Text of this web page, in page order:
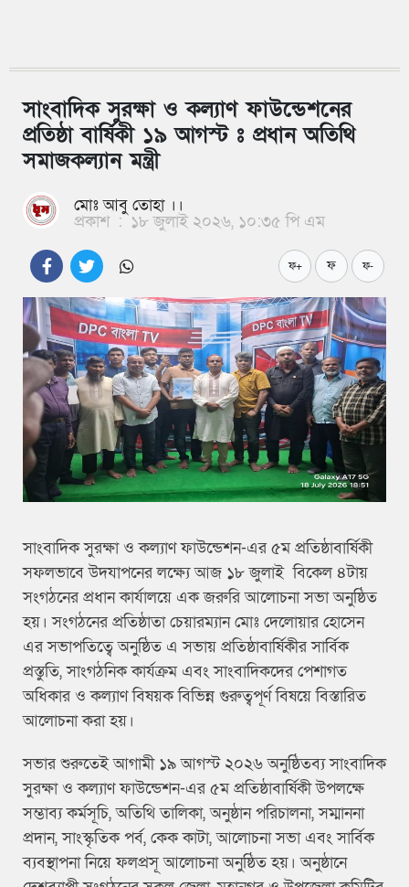
সাংবাদিক সুরক্ষা ও কল্যাণ ফাউন্ডেশনের
প্রতিষ্ঠা বার্ষিকী ১৯ আগস্ট ঃ প্রধান অতিথি
সমাজকল্যান মন্ত্রী
মোঃ আবু তোহা ।।
প্রকাশ : ১৮ জুলাই ২০২৬, ১০:৩৫ পি এম
ফ+ ফ ফ-
সাংবাদিক সুরক্ষা ও কল্যাণ ফাউন্ডেশন-এর ৫ম প্রতিষ্ঠাবার্ষিকী
সফলভাবে উদযাপনের লক্ষ্যে আজ ১৮ জুলাই বিকেল ৪টায়
সংগঠনের প্রধান কার্যালয়ে এক জরুরি আলোচনা সভা অনুষ্ঠিত
হয়। সংগঠনের প্রতিষ্ঠাতা চেয়ারম্যান মোঃ দেলোয়ার হোসেন
এর সভাপতিত্বে অনুষ্ঠিত এ সভায় প্রতিষ্ঠাবার্ষিকীর সার্বিক
প্রস্তুতি, সাংগঠনিক কার্যক্রম এবং সাংবাদিকদের পেশাগত
অধিকার ও কল্যাণ বিষয়ক বিভিন্ন গুরুত্বপূর্ণ বিষয়ে বিস্তারিত
আলোচনা করা হয়।
সভার শুরুতেই আগামী ১৯ আগস্ট ২০২৬ অনুষ্ঠিতব্য সাংবাদিক
সুরক্ষা ও কল্যাণ ফাউন্ডেশন-এর ৫ম প্রতিষ্ঠাবার্ষিকী উপলক্ষে
সম্ভাব্য কর্মসূচি, অতিথি তালিকা, অনুষ্ঠান পরিচালনা, সম্মাননা
প্রদান, সাংস্কৃতিক পর্ব, কেক কাটা, আলোচনা সভা এবং সার্বিক
ব্যবস্থাপনা নিয়ে ফলপ্রসূ আলোচনা অনুষ্ঠিত হয়। অনুষ্ঠানে